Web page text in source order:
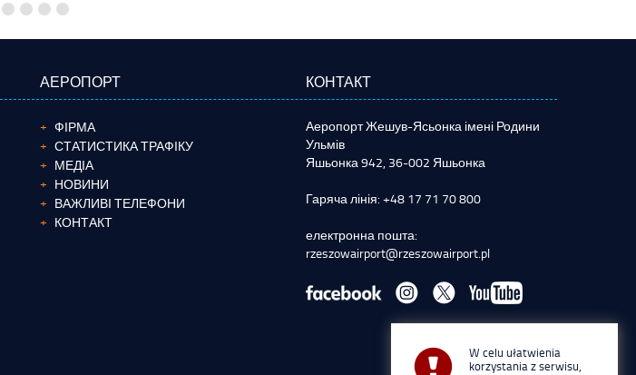
АЕРОПОРТ КОНТАКТ
ФІРМА
СТАТИСТИКА ТРАФІКУ
МЕДІА
НОВИНИ
ВАЖЛИВІ ТЕЛЕФОНИ
КОНТАКТ
Аеропорт Жешув-Ясьонка імені Родини
Ульмів
Яшьонка 942, 36-002 Яшьонка
Гаряча лінія: +48 17 71 70 800
електронна пошта:
rzeszowairport@rzeszowairport.pl
W celu ułatwienia
korzystania z serwisu,